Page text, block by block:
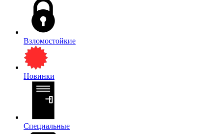
Взломостойкие
Новинки
Специальные